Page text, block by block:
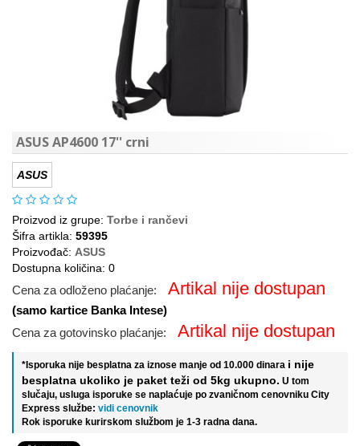
ASUS AP4600 17'' crni
ASUS
Proizvod iz grupe: Torbe i rančevi
Šifra artikla: 59395
Proizvođač: ASUS
Dostupna količina: 0
Cena za odloženo plaćanje: Artikal nije dostupan
(samo kartice Banka Intese)
Cena za gotovinsko plaćanje:
Artikal nije dostupan
*Isporuka nije besplatna za iznose manje od 10.000 dinara i nije
besplatna ukoliko je paket teži od 5kg ukupno. U tom
slučaju, usluga isporuke se naplaćuje po zvaničnom cenovniku City
Express službe: vidi cenovnik
Rok isporuke kurirskom službom je 1-3 radna dana.